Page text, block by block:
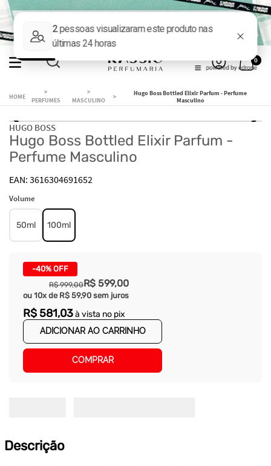
0
PERFUMES MASCULINO
Hugo Boss Bottled Elixir Parfum - Perfume
Masculino
HUGO BOSS
Hugo Boss Bottled Elixir Parfum -
Perfume Masculino
3616304691652
Volume
50ml 100ml
-40% OFF
R$ 599,00
R$ 999,00
ou 10x de R$ 59,90 sem juros
R$581,03à vista no pix
ADICIONAR AO CARRINHO
COMPRAR
Descrição